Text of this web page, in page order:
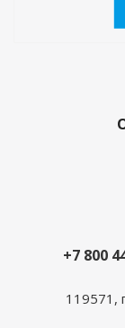
+7 800
119571,